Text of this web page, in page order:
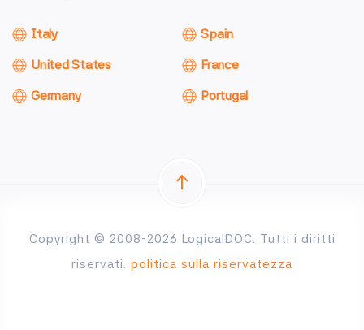
Italy
United States
Germany
Spain
France
Portugal
Copyright © 2008-2026 LogicalDOC. Tutti i diritti
riservati. politica sulla riservatezza